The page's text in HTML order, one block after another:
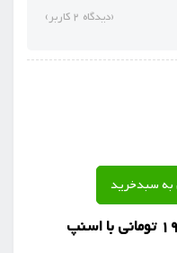
(دیدگاه 2 کاربر)
4 قسط ماهانه 198,750 تومانی با اسنپ